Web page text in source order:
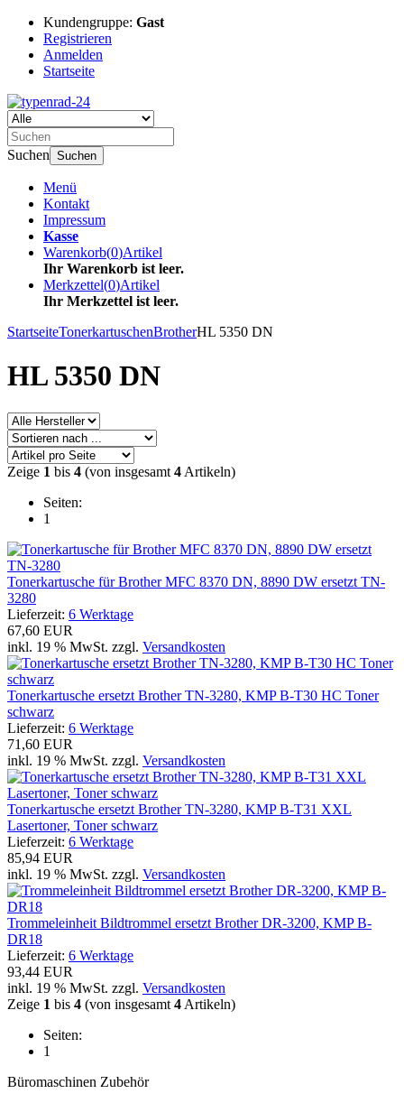
Kundengruppe: Gast
Registrieren
Anmelden
Startseite
Suchen Suchen
Menü
Kontakt
Impressum
Kasse
Warenkorb(0)Artikel
Ihr Warenkorb ist leer.
Merkzettel(0)Artikel
Ihr Merkzettel ist leer.
StartseiteTonerkartuschenBrotherHL 5350 DN
HL 5350 DN
Zeige 1 bis 4 (von insgesamt 4 Artikeln)
Seiten:
1
Tonerkartusche für Brother MFC 8370 DN, 8890 DW ersetzt TN-
3280
Lieferzeit: 6 Werktage
67,60 EUR
inkl. 19 % MwSt. zzgl. Versandkosten
Tonerkartusche ersetzt Brother TN-3280, KMP B-T30 HC Toner
schwarz
Lieferzeit: 6 Werktage
71,60 EUR
inkl. 19 % MwSt. zzgl. Versandkosten
Tonerkartusche ersetzt Brother TN-3280, KMP B-T31 XXL
Lasertoner, Toner schwarz
Lieferzeit: 6 Werktage
85,94 EUR
inkl. 19 % MwSt. zzgl. Versandkosten
Trommeleinheit Bildtrommel ersetzt Brother DR-3200, KMP B-
DR18
Lieferzeit: 6 Werktage
93,44 EUR
inkl. 19 % MwSt. zzgl. Versandkosten
Zeige 1 bis 4 (von insgesamt 4 Artikeln)
Seiten:
1
Büromaschinen Zubehör